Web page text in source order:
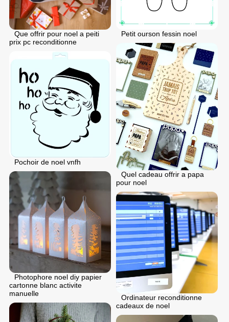
Petit ourson fessin noel
Que offrir pour noel a peiti
prix pc reconditionne
Quel cadeau offrir a papa
pour noel
Pochoir de noel vnfh
Photophore noel diy papier
cartonne blanc activite
manuelle
Ordinateur reconditionne
cadeaux de noel